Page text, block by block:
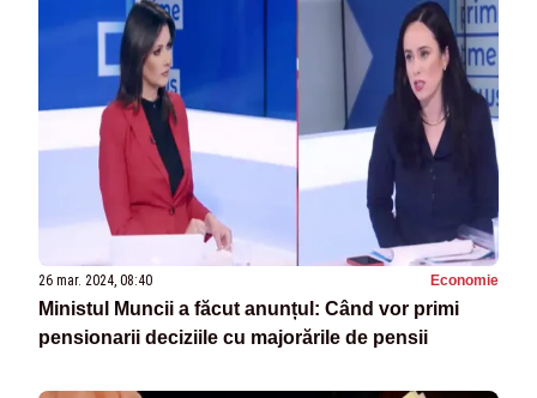
26 mar. 2024, 08:40 Economie
Ministul Muncii a făcut anunțul: Când vor primi
pensionarii deciziile cu majorările de pensii